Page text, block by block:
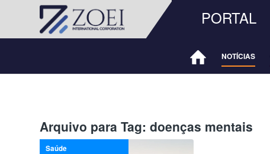
PORTAL
NOTÍCIAS
Arquivo para Tag: doenças mentais
Saúde